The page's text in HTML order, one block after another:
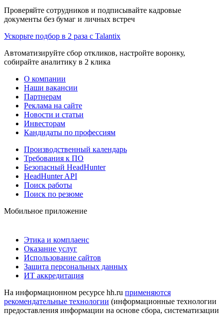
Проверяйте сотрудников и подписывайте кадровые
документы без бумаг и личных встреч
Ускорьте подбор в 2 раза с Talantix
Автоматизируйте сбор откликов, настройте воронку,
собирайте аналитику в 2 клика
О компании
Наши вакансии
Партнерам
Реклама на сайте
Новости и статьи
Инвесторам
Кандидаты по профессиям
Производственный календарь
Требования к ПО
Безопасный HeadHunter
HeadHunter API
Поиск работы
Поиск по резюме
Мобильное приложение
Этика и комплаенс
Оказание услуг
Использование сайтов
Защита персональных данных
ИТ аккредитация
На информационном ресурсе hh.ru применяются
рекомендательные технологии (информационные технологии
предоставления информации на основе сбора, систематизации